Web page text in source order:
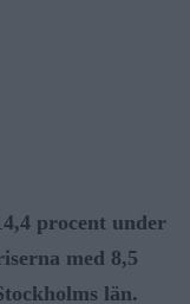
procent under
med 8,5
län.